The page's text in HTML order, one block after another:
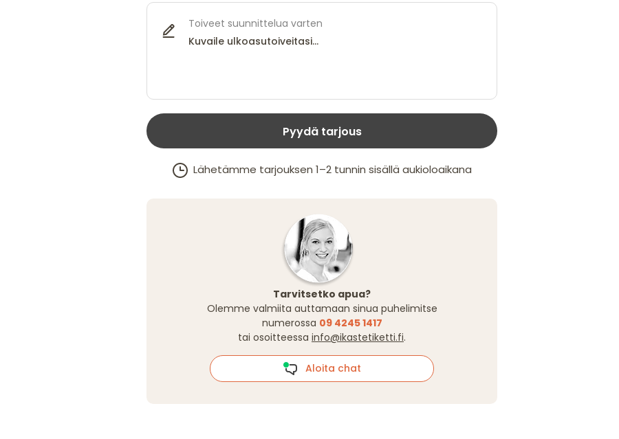
Toiveet suunnittelua varten
Pyydä tarjous
Lähetämme tarjouksen 1–2 tunnin sisällä aukioloaikana
Tarvitsetko apua?
Olemme valmiita auttamaan sinua puhelimitse
numerossa 09 4245 1417
tai osoitteessa info@ikastetiketti.fi.
Aloita chat